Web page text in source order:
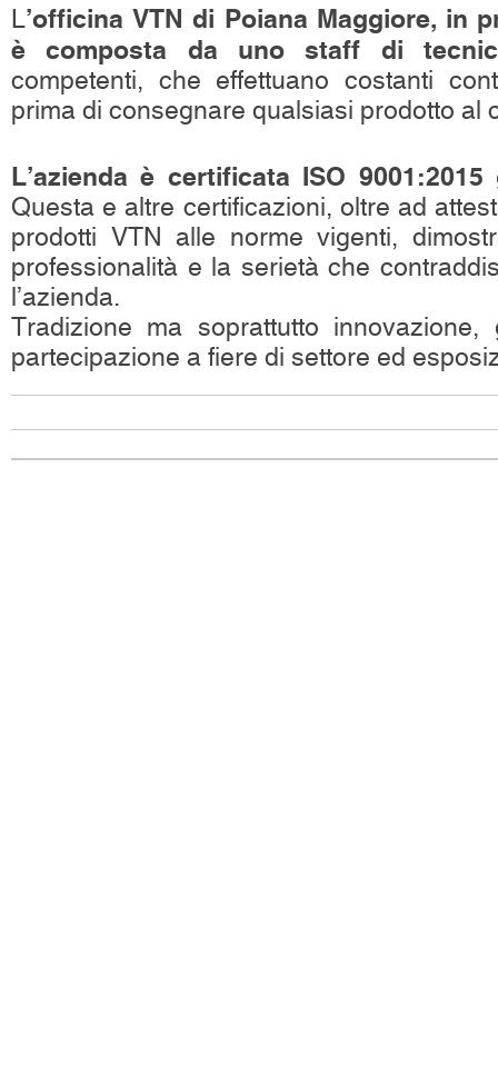
L’officina VTN di Poiana Maggiore, in
è composta da uno staff di
competenti, che effettuano costanti
prima di consegnare qualsiasi prodotto al
L’azienda è certificata ISO 9001:2015
Questa e altre certificazioni, oltre ad
prodotti VTN alle norme vigenti,
professionalità e la serietà che
l’azienda.
Tradizione ma soprattutto
partecipazione a fiere di settore ed